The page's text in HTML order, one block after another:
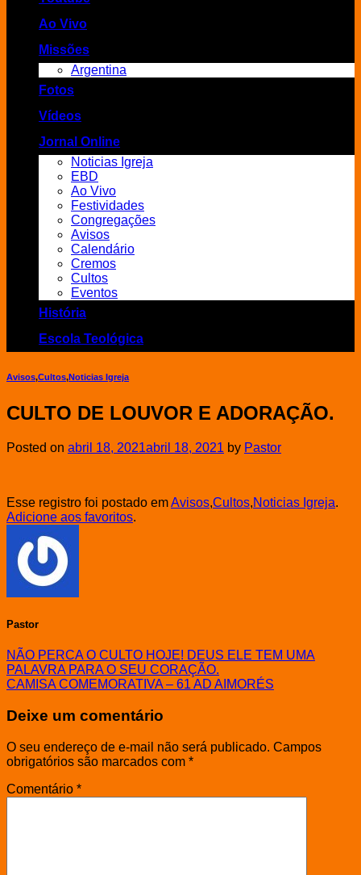
Ao Vivo
Missões
Argentina
Fotos
Vídeos
Jornal Online
Noticias Igreja
EBD
Ao Vivo
Festividades
Congregações
Avisos
Calendário
Cremos
Cultos
Eventos
História
Escola Teológica
Avisos,Cultos,Noticias Igreja
CULTO DE LOUVOR E ADORAÇÃO.
Posted on abril 18, 2021abril 18, 2021 by Pastor
Esse registro foi postado emAvisos,Cultos,Noticias Igreja.
Adicione aos favoritos.
Pastor
NÃO PERCA O CULTO HOJE! DEUS ELE TEM UMA
PALAVRA PARA O SEU CORAÇÃO.
CAMISA COMEMORATIVA – 61 AD AIMORÉS
Deixe um comentário
O seu endereço de e-mail não será publicado. Campos
obrigatórios são marcados com *
Comentário *